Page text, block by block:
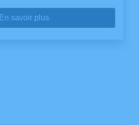
En savoir plus